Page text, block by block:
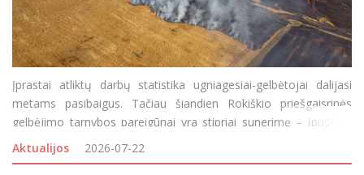
Įprastai atliktų darbų statistika ugniagesiai-gelbėtojai dalijasi
metams pasibaigus. Tačiau šiandien Rokiškio priešgaisrinės
gelbėjimo tarnybos pareigūnai yra stipriai sunerimę – įpusėjus
2026-uosius, stebi ženkliai padidėjusį gaisrų skaičių, lyginant su
praėjusių metų sta
Aktualijos 2026-07-22